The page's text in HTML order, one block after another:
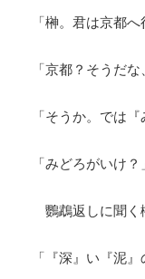
「榊。君は京都
「京都？そうだ
「そうか。では
「みどろがいけ？
鸚鵡返しに聞く
「『深』い『泥